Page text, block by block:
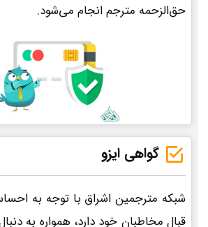
حق‌الزحمه مترجم انجام می‌شود.
گواهی ایزو
شبکه مترجمین اشراق با توجه به
قبال مخاطبان خود دارد، همواره به